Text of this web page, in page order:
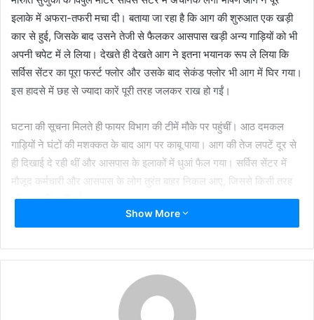
इलाके में अफरा-तफरी मचा दी। बताया जा रहा है कि आग की शुरुआत एक खड़ी
कार से हुई, जिसके बाद उसने तेजी से फैलकर आसपास खड़ी अन्य गाड़ियों को भी
अपनी चपेट में ले लिया। देखते ही देखते आग ने इतना भयानक रूप ले लिया कि
सर्विस सेंटर का पूरा फर्स्ट फ्लोर और उसके बाद सेकंड फ्लोर भी आग में घिर गया।
इस हादसे में छह से ज्यादा कारें पूरी तरह जलकर राख हो गईं।
घटना की सूचना मिलते ही फायर विभाग की टीमें मौके पर पहुंचीं। आठ दमकल
गाड़ियों ने घंटों की मशक्कत के बाद आग पर काबू पाया। आग की तेज लपटें दूर से
ही दिखाई दे रही थीं और आसपास के इलाकों में धुआं फैल गया। सर्विस सेंटर में
मौजूद कर्मचारी और आसपास के लोग तुरंत बाहर निकल आए, जिससे किसी तरह
की जनहानि नहीं हुई।
बताया गया है, हालांकि इसकी आधिकारिक पुष्टि अभी नहीं हो पाई है। हादसे के बाद
Show More